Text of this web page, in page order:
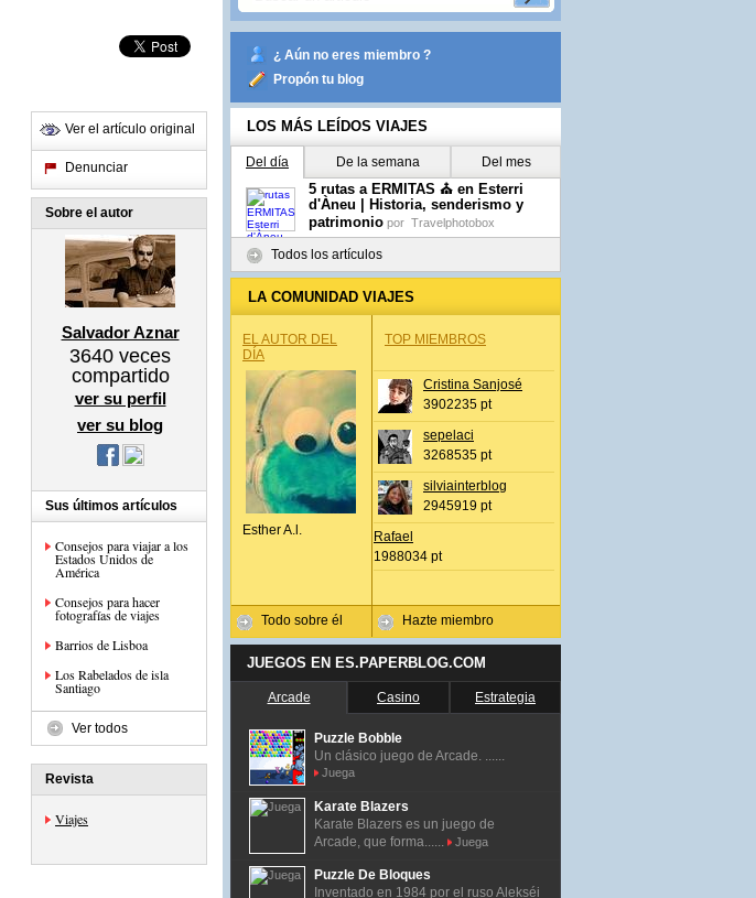
Ver el artículo original
Denunciar
Sobre el autor
Salvador Aznar
3640 veces
compartido
ver su perfil
ver su blog
Sus últimos artículos
Consejos para viajar a los
Estados Unidos de
América
Consejos para hacer
fotografías de viajes
Barrios de Lisboa
Los Rabelados de isla
Santiago
Ver todos
Revista
Viajes
¿ Aún no eres miembro ?
Propón tu blog
LOS MÁS LEÍDOS VIAJES
Del día De la semana Del mes
5 rutas a ERMITAS ⛪ en Esterri
d'Àneu | Historia, senderismo y
patrimonio por Travelphotobox
Todos los artículos
LA COMUNIDAD VIAJES
EL AUTOR DEL
DÍA
Esther A.l.
Todo sobre él
TOP MIEMBROS
Cristina Sanjosé
3902235 pt
sepelaci
3268535 pt
silviainterblog
2945919 pt
Rafael
1988034 pt
Hazte miembro
JUEGOS EN ES.PAPERBLOG.COM
Arcade Casino Estrategia
Puzzle Bobble
Un clásico juego de Arcade. ......
Juega
Karate Blazers
Karate Blazers es un juego de
Arcade, que forma......
Juega
Puzzle De Bloques
Inventado en 1984 por el ruso Alekséi